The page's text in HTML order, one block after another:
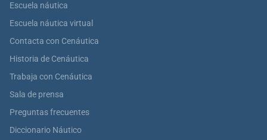
Escuela náutica
Escuela náutica virtual
Contacta con Cenáutica
Historia de Cenáutica
Trabaja con Cenáutica
Sala de prensa
Preguntas frecuentes
Diccionario Náutico